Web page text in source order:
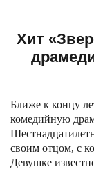
Хит
Ближе к концу
комедийную
своим отцом, с
Девушке